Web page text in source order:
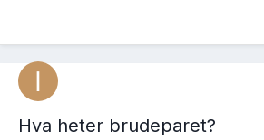
Hva heter brudeparet?